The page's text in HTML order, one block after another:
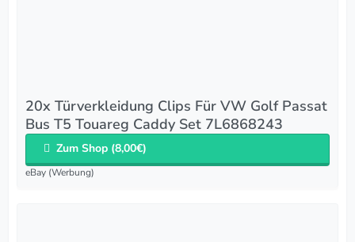
20x Türverkleidung Clips Für VW Golf Passat
Bus T5 Touareg Caddy Set 7L6868243
Zum Shop (8,00€)
eBay (Werbung)